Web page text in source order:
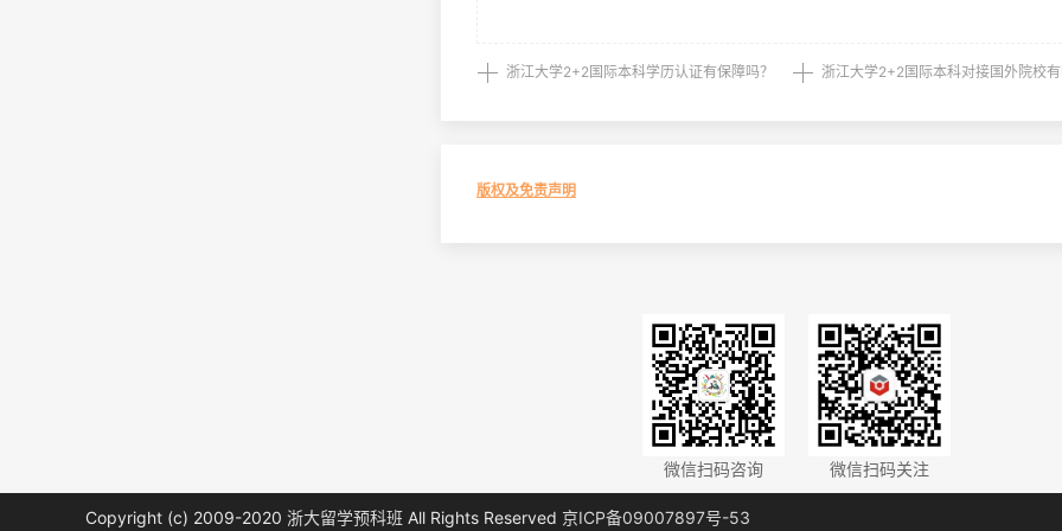
浙江大学2+2国际本科学历认证有保障吗？ 浙江大学2+2国际本科对接国外院校
版权及免责声明
微信扫码咨询 微信扫码关注
Copyright (c) 2009-2020 浙大留学预科班 All Rights Reserved 京ICP备09007897号-53